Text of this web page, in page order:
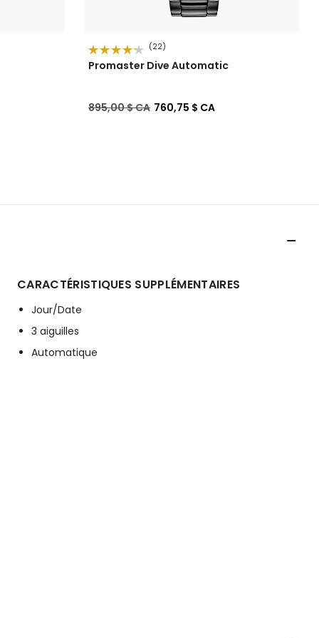
(22)
Promaster Dive Automatic
Prix réduit de
895,00 $ CAà760,75 $ CA
CARACTÉRISTIQUES SUPPLÉMENTAIRES
Jour/Date
3 aiguilles
Automatique